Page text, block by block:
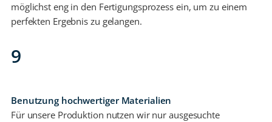
möglichst eng in den Fertigungsprozess ein, um zu einem
perfekten Ergebnis zu gelangen.
9
Benutzung hochwertiger Materialien
Für unsere Produktion nutzen wir nur ausgesuchte